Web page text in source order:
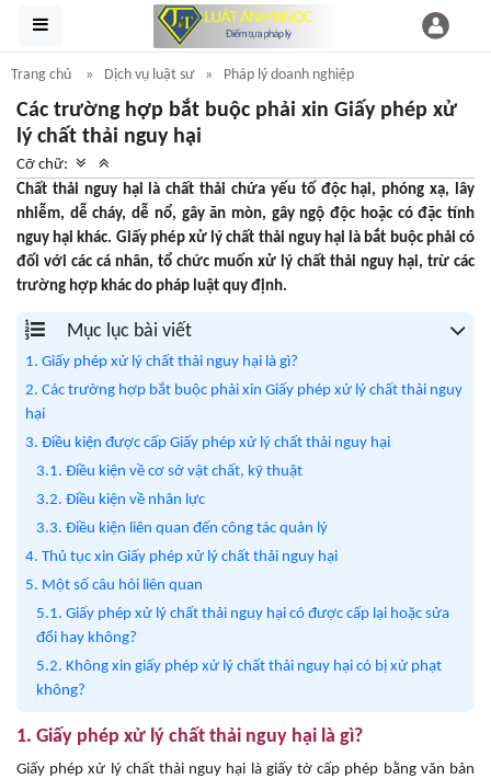
Trang chủ Dịch vụ luật sư Pháp lý doanh nghiệp
Các trường hợp bắt buộc phải xin Giấy phép xử
lý chất thải nguy hại
Cỡ chữ:
Chất thải nguy hại là chất thải chứa yếu tố độc hại, phóng xạ, lây
nhiễm, dễ cháy, dễ nổ, gây ăn mòn, gây ngộ độc hoặc có đặc tính
nguy hại khác. Giấy phép xử lý chất thải nguy hại là bắt buộc phải có
đối với các cá nhân, tổ chức muốn xử lý chất thải nguy hại, trừ các
trường hợp khác do pháp luật quy định.
Mục lục bài viết
1. Giấy phép xử lý chất thải nguy hại là gì?
2. Các trường hợp bắt buộc phải xin Giấy phép xử lý chất thải nguy
hại
3. Điều kiện được cấp Giấy phép xử lý chất thải nguy hại
3.1. Điều kiện về cơ sở vật chất, kỹ thuật
3.2. Điều kiện về nhân lực
3.3. Điều kiện liên quan đến công tác quản lý
4. Thủ tục xin Giấy phép xử lý chất thải nguy hại
5. Một số câu hỏi liên quan
5.1. Giấy phép xử lý chất thải nguy hại có được cấp lại hoặc sửa
đổi hay không?
5.2. Không xin giấy phép xử lý chất thải nguy hại có bị xử phạt
không?
1. Giấy phép xử lý chất thải nguy hại là gì?
Giấy phép xử lý chất thải nguy hại là giấy tờ cấp phép bằng văn bản